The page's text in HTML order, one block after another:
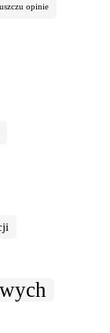
opinie